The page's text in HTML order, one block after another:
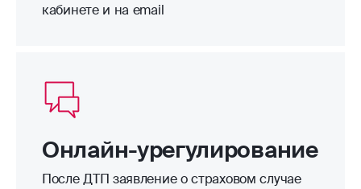
кабинете и на email
Онлайн-урегулирование
После ДТП заявление о страховом случае